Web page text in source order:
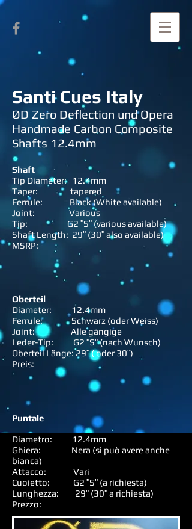
Santi Cues Italy
ØD Zero Deflection und Opera
Handmade Carbon Composite
Shafts 12.4mm
Shaft
Tip Diameter: 12.4mm
Taper: tapered
Ferrule: Black (White available)
Joint: Various
Tip: G2 ʺSʺ (various available)
Shaft Length: 29ʺ (30ʺ also available)
MSRP:
Oberteil
Diameter: 12.4mm
Ferrule: Schwarz (oder Weiss)
Joint: Alle gängige
Leder-Tip: G2 ʺSʺ (nach Wunsch)
Oberteil Länge: 29ʺ ( oder 30ʺ)
Preis:
Puntale
Diametro: 12.4mm
Ghiera: Nera (si può avere anche
bianca)
Attacco: Vari
Cuoietto: G2 ʺSʺ (a richiesta)
Lunghezza: 29ʺ (30ʺ a richiesta)
Prezzo: